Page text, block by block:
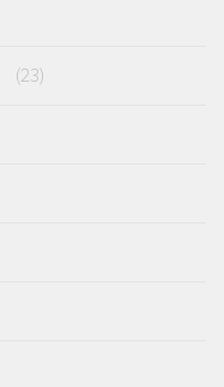
(23)